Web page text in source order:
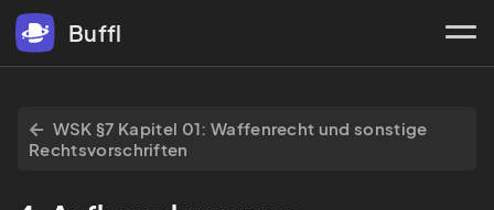
Buffl
WSK §7 Kapitel 01: Waffenrecht und sonstige
Rechtsvorschriften